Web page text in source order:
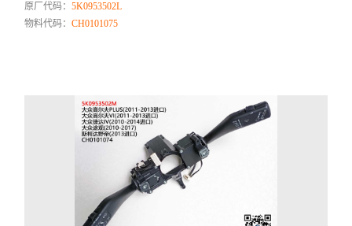
原厂代码：5K0953502L
物料代码：CH0101075